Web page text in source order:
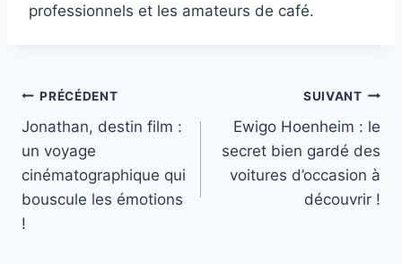
professionnels et les amateurs de café.
Navigation
de
l’article
PRÉCÉDENT
Jonathan, destin film :
un voyage
cinématographique qui
bouscule les émotions
!
SUIVANT
Ewigo Hoenheim : le
secret bien gardé des
voitures d’occasion à
découvrir !